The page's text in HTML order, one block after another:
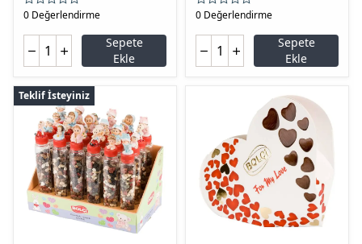
0 Değerlendirme
Sepete
Ekle
0 Değerlendirme
Sepete
Ekle
Teklif İsteyiniz